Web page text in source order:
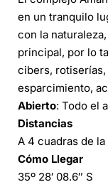
en un tranquilo
con la
principal, por lo
cibers,
esparcimiento,
Abierto: Todo el
Distancias
A 4 cuadras de
Cómo Llegar
35º 28′ 08.6″ S